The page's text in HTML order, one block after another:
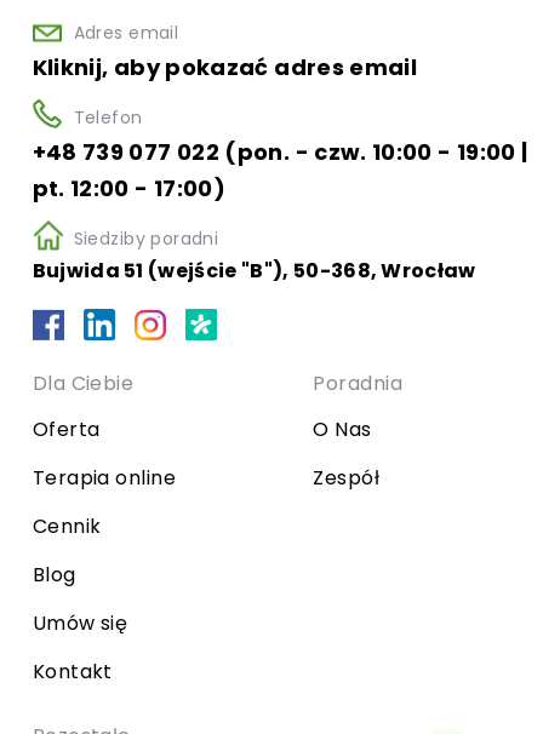
Adres email
Kliknij, aby pokazać adres email
Telefon
+48 739 077 022 (pon. - czw. 10:00 - 19:00 |
pt. 12:00 - 17:00)
Siedziby poradni
Bujwida 51 (wejście "B"), 50-368, Wrocław
Dla Ciebie
Oferta
Terapia online
Cennik
Blog
Umów się
Kontakt
Poradnia
O Nas
Zespół